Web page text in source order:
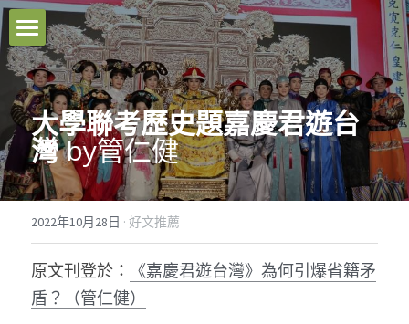
本站原創
好文推薦
影音分享
關於我們
臉書粉專
聯絡我們
大學聯考歷史題嘉慶君遊台
灣 by管仁健
2022年10月28日 · 好文推薦
原文刊登於：
《嘉慶君遊台灣》為何引爆省籍矛
盾？（管仁健）